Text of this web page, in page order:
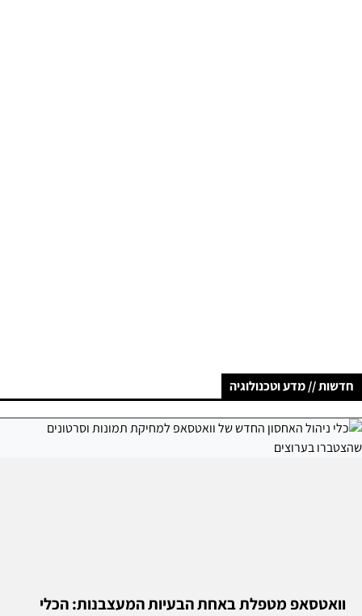
חדשות // מדע וטכנולוגיה
וואטסאפ מטפלת באחת הבעיות המעצבנות: הכלי